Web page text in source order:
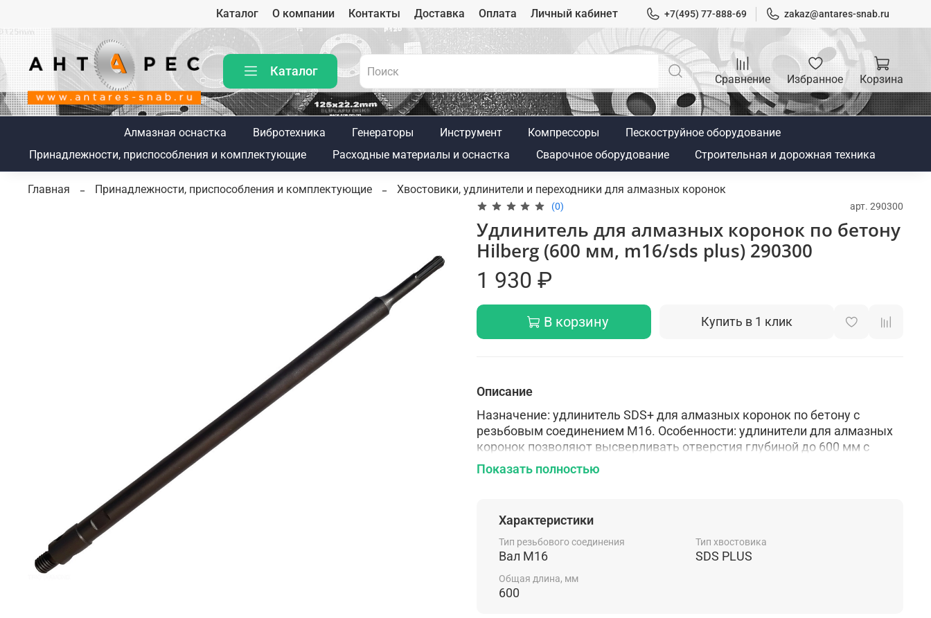
Каталог О компании Контакты Доставка Оплата Личный кабинет +7(495) 77-888-69 zakaz@antares-snab.ru
Каталог
Сравнение Избранное Корзина
Алмазная оснастка Вибротехника Генераторы Инструмент Компрессоры
Пескоструйное оборудование
Принадлежности, приспособления и комплектующие
Расходные материалы и оснастка Сварочное оборудование Строительная и дорожная техника
Главная Принадлежности, приспособления и комплектующие Хвостовики, удлинители и переходники для алмазных коронок
(0) арт. 290300
Удлинитель для алмазных коронок по бетону
Hilberg (600 мм, m16/sds plus) 290300
1 930 ₽
В корзину Купить в 1 клик
Описание
Назначение: удлинитель SDS+ для алмазных коронок по бетону с
резьбовым соединением М16. Особенности: удлинители для алмазных
коронок позволяют высверливать отверстия глубиной до 600 мм с
помощью перфоратора в безударном режиме сверления.
Показать полностью
Характеристики
Тип резьбового соединения
Вал М16
Тип хвостовика
SDS PLUS
Общая длина, мм
600